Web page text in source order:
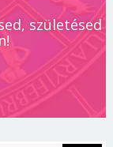
születésed